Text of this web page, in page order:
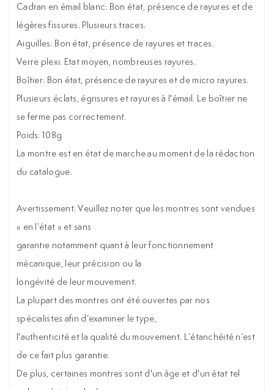
Cadran en émail blanc: Bon état, présence de rayures et de
légères fissures. Plusieurs traces.
Aiguilles: Bon état, présence de rayures et traces.
Verre plexi: Etat moyen, nombreuses rayures.
Boîtier: Bon état, présence de rayures et de micro rayures.
Plusieurs éclats, égrisures et rayures à l'émail. Le boîtier ne
se ferme pas correctement.
Poids: 108g
La montre est en état de marche au moment de la rédaction
du catalogue.
Avertissement: Veuillez noter que les montres sont vendues
« en l’état » et sans
garantie notamment quant à leur fonctionnement
mécanique, leur précision ou la
longévité de leur mouvement.
La plupart des montres ont été ouvertes par nos
spécialistes afin d’examiner le type,
l'authenticité et la qualité du mouvement. L’étanchéité n’est
de ce fait plus garantie.
De plus, certaines montres sont d'un âge et d'un état tel